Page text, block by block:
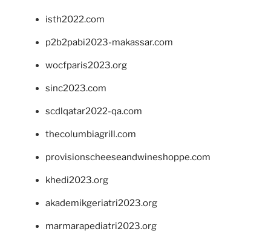
isth2022.com
p2b2pabi2023-makassar.com
wocfparis2023.org
sinc2023.com
scdlqatar2022-qa.com
thecolumbiagrill.com
provisionscheeseandwineshoppe.com
khedi2023.org
akademikgeriatri2023.org
marmarapediatri2023.org